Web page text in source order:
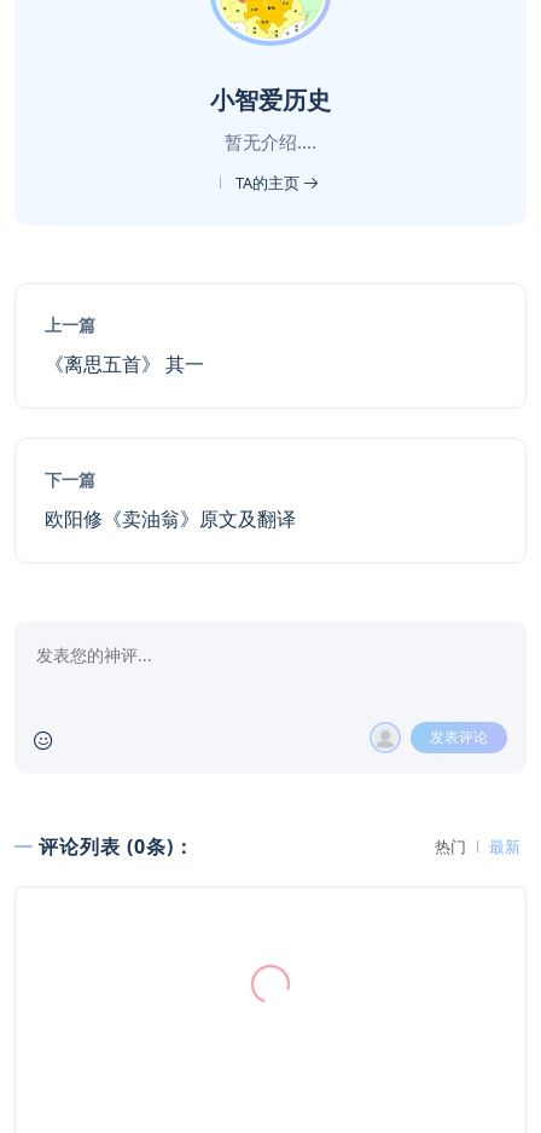
小智爱历史
暂无介绍....
TA的主页
上一篇
《离思五首》 其一
下一篇
欧阳修《卖油翁》原文及翻译
发表评论
评论列表 (0条)： 热门 最新